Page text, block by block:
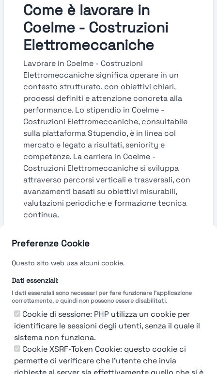
Preferenze Cookie
Questo sito web usa alcuni cookie.
Dati essenziali:
I dati essenziali sono necessari per fare funzionare l'applicazione
correttamente, e quindi non possono essere disabilitati.
Cookie di sessione: PHP utilizza un cookie per
identificare le sessioni degli utenti, senza il quale il
sistema non funziona.
Cookie XSRF-Token Cookie: questo cookie ci
permette di verificare che l'utente che invia
Come è lavorare in
Coelme - Costruzioni
Elettromeccaniche
Lavorare in Coelme - Costruzioni
Elettromeccaniche significa operare in un
contesto strutturato, con obiettivi chiari,
processi definiti e attenzione concreta alla
performance. Lo stipendio in Coelme -
Costruzioni Elettromeccaniche, consultabile
sulla piattaforma Stupendio, è in linea col
mercato e legato a risultati, seniority e
competenze. La carriera in Coelme -
Costruzioni Elettromeccaniche si sviluppa
attraverso percorsi verticali e trasversali, con
avanzamenti basati su obiettivi misurabili,
valutazioni periodiche e formazione tecnica
continua.
Guarda le valutazioni →